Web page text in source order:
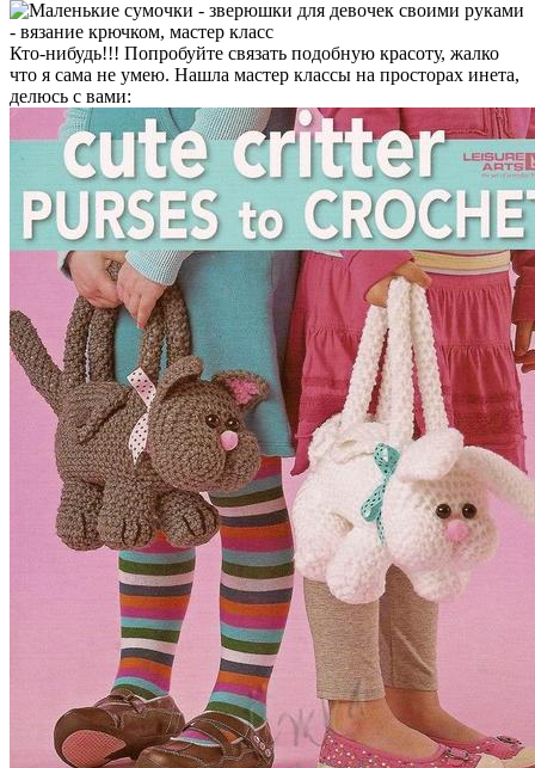
Кто-нибудь!!! Попробуйте связать подобную красоту, жалко
что я сама не умею. Нашла мастер классы на просторах инета,
делюсь с вами: